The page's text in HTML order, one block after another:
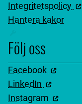
Integritetspolicy
Hantera kakor
Följ oss
Facebook
LinkedIn
Instagram